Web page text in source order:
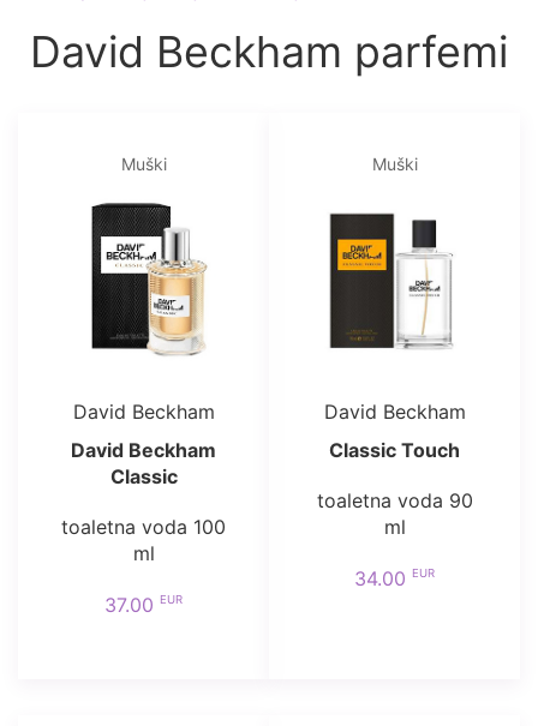
David Beckham parfemi
Muški
David Beckham
David Beckham
Classic
toaletna voda 100
ml
37.00 EUR
Muški
David Beckham
Classic Touch
toaletna voda 90
ml
34.00 EUR